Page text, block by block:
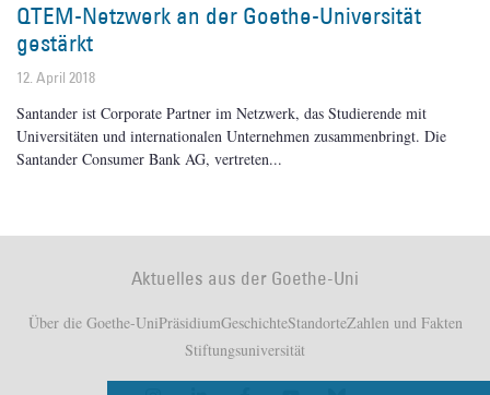
QTEM-Netzwerk an der Goethe-Universität
gestärkt
12. April 2018
Santander ist Corporate Partner im Netzwerk, das Studierende mit
Universitäten und internationalen Unternehmen zusammenbringt. Die
Santander Consumer Bank AG, vertreten
Aktuelles aus der Goethe-Uni
Über die Goethe-UniPräsidiumGeschichteStandorteZahlen und Fakten
Stiftungsuniversität